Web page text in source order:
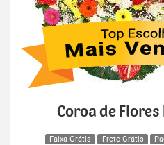
Coroa de
Faixa Grátis Frete Grátis